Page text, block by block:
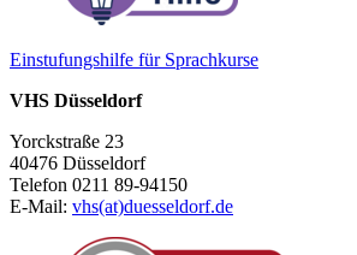
Einstufungshilfe für Sprachkurse
VHS Düsseldorf
Yorckstraße 23
40476 Düsseldorf
Telefon 0211 89-94150
E-Mail: vhs(at)duesseldorf.de